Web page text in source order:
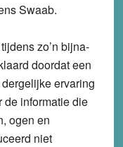
Swaab.
zo’n bijna-
doordat een
ervaring
de informatie die
ogen en
niet